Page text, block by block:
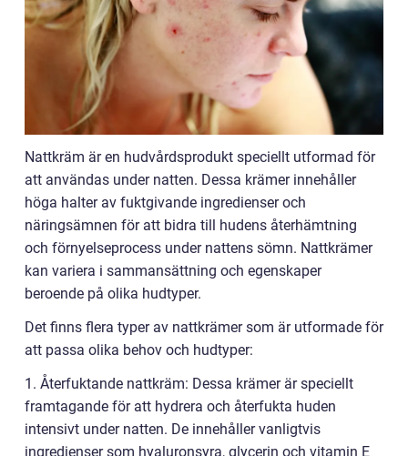
Nattkräm är en hudvårdsprodukt speciellt utformad för
att användas under natten. Dessa krämer innehåller
höga halter av fuktgivande ingredienser och
näringsämnen för att bidra till hudens återhämtning
och förnyelseprocess under nattens sömn. Nattkrämer
kan variera i sammansättning och egenskaper
beroende på olika hudtyper.
Det finns flera typer av nattkrämer som är utformade för
att passa olika behov och hudtyper:
1. Återfuktande nattkräm: Dessa krämer är speciellt
framtagande för att hydrera och återfukta huden
intensivt under natten. De innehåller vanligtvis
ingredienser som hyaluronsyra, glycerin och vitamin E